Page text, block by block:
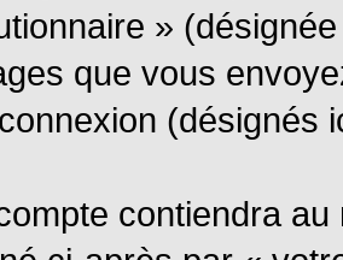
»
que vous
connexion
contiendra